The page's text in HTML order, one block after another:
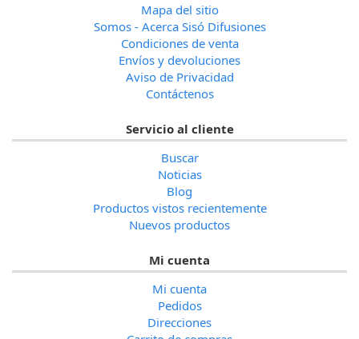
Mapa del sitio
Somos - Acerca Sisó Difusiones
Condiciones de venta
Envíos y devoluciones
Aviso de Privacidad
Contáctenos
Servicio al cliente
Buscar
Noticias
Blog
Productos vistos recientemente
Nuevos productos
Mi cuenta
Mi cuenta
Pedidos
Direcciones